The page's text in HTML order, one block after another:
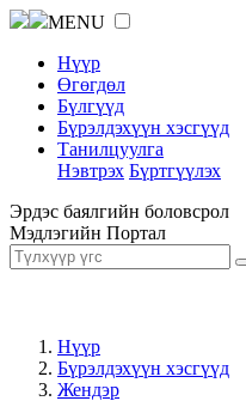
MENU
Нүүр
Өгөгдөл
Бүлгүүд
Бүрэлдэхүүн хэсгүүд
Танилцуулга
Нэвтрэх Бүртгүүлэх
Эрдэс баялгийн боловсрол
Мэдлэгийн Портал
Нүүр
Бүрэлдэхүүн хэсгүүд
Жендэр